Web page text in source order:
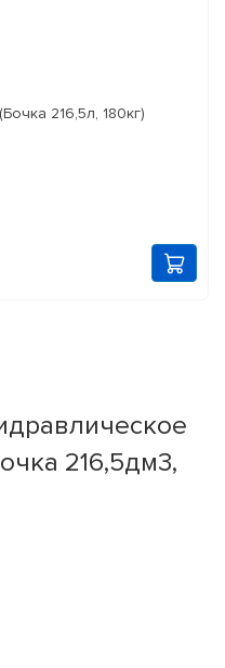
216,5л, 180кг)
216,5дм3,